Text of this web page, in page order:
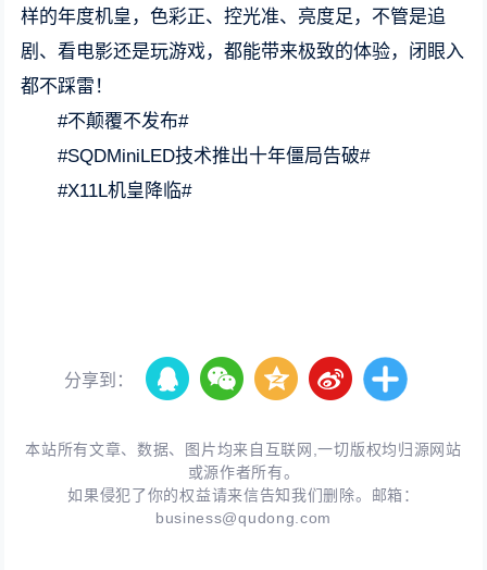
样的年度机皇，色彩正、控光准、亮度足，不管是追
剧、看电影还是玩游戏，都能带来极致的体验，闭眼入
都不踩雷！
#不颠覆不发布#
#SQDMiniLED技术推出十年僵局告破#
#X11L机皇降临#
分享到：
本站所有文章、数据、图片均来自互联网,一切版权均归源网站
或源作者所有。
如果侵犯了你的权益请来信告知我们删除。邮箱：
business@qudong.com